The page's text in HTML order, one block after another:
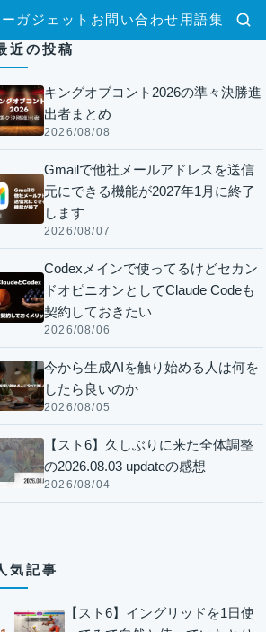
検索
ガジェット お問い合わせ 用語集
近の投稿
キングオブコント2026の準々決勝進
出者まとめ
2026/08/08
Gmailで他社メールアドレスを送信
元にできる機能が2027年1月に終了
します
2026/08/07
Codexメインで使ってるけどセカン
ドオピニオンとしてClaude Codeも
契約しておきたい
2026/08/06
今から生成AIを触り始める人は何を
したら良いのか
2026/08/05
【スト6】久しぶりに来た全体調整
の2026.08.03 updateの感想
2026/08/04
気記事
【スト6】イングリッドを1日使